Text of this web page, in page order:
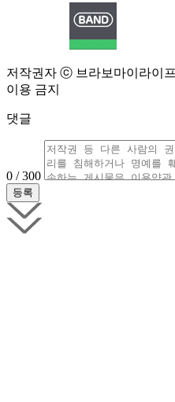
저작권자 ⓒ 브라보마이라이
이용 금지
댓글
0 / 300